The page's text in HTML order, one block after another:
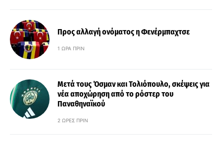
Προς αλλαγή ονόματος η Φενέρμπαχτσε
1 ΏΡΑ ΠΡΙΝ
Μετά τους Όσμαν και Τολιόπουλο, σκέψεις για
νέα αποχώρηση από το ρόστερ του
Παναθηναϊκού
2 ΏΡΕΣ ΠΡΙΝ